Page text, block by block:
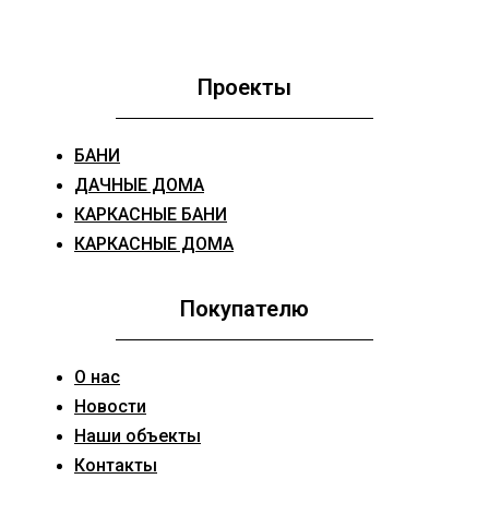
Проекты
БАНИ
ДАЧНЫЕ ДОМА
КАРКАСНЫЕ БАНИ
КАРКАСНЫЕ ДОМА
Покупателю
О нас
Новости
Наши объекты
Контакты